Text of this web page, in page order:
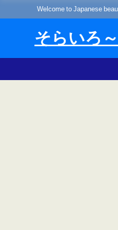
Welcome to Japanese
そらいろ